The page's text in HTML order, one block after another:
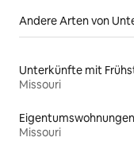
Andere Arten von
Unterkünfte mit
Missouri
Eigentumswohnungen
Missouri